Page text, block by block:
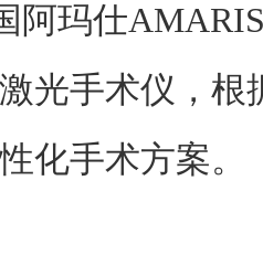
阿玛仕
光手术仪，根
化手术方案。